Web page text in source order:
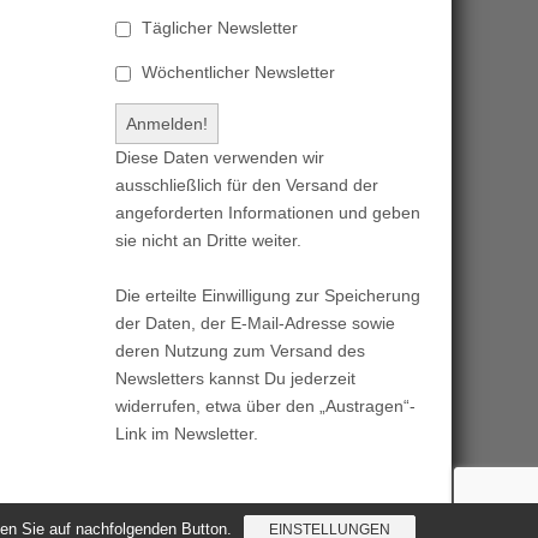
Täglicher Newsletter
Wöchentlicher Newsletter
Diese Daten verwenden wir
ausschließlich für den Versand der
angeforderten Informationen und geben
sie nicht an Dritte weiter.
Die erteilte Einwilligung zur Speicherung
der Daten, der E-Mail-Adresse sowie
deren Nutzung zum Versand des
Newsletters kannst Du jederzeit
widerrufen, etwa über den „Austragen“-
Link im Newsletter.
Sie auf nachfolgenden Button. EINSTELLUNGEN